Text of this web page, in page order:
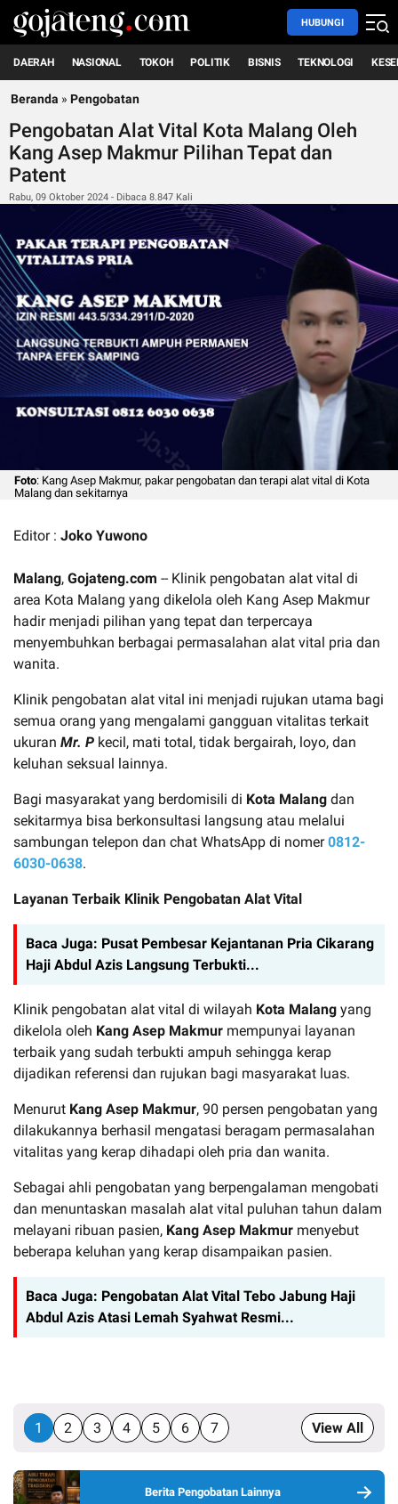
HUBUNGI
DAERAH NASIONAL TOKOH POLITIK BISNIS TEKNOLOGI
Beranda » Pengobatan
Pengobatan Alat Vital Kota Malang Oleh
Kang Asep Makmur Pilihan Tepat dan
Patent
Rabu, 09 Oktober 2024 - Dibaca 8.847 Kali
Foto: Kang Asep Makmur, pakar pengobatan dan terapi alat vital di Kota
Malang dan sekitarnya
Editor : Joko Yuwono
Malang, Gojateng.com -- Klinik pengobatan alat vital di
area Kota Malang yang dikelola oleh Kang Asep Makmur
hadir menjadi pilihan yang tepat dan terpercaya
menyembuhkan berbagai permasalahan alat vital pria dan
wanita.
Klinik pengobatan alat vital ini menjadi rujukan utama bagi
semua orang yang mengalami gangguan vitalitas terkait
ukuran Mr. P kecil, mati total, tidak bergairah, loyo, dan
keluhan seksual lainnya.
Bagi masyarakat yang berdomisili di Kota Malang dan
sekitarmya bisa berkonsultasi langsung atau melalui
sambungan telepon dan chat WhatsApp di nomer0812-
6030-0638.
Layanan Terbaik Klinik Pengobatan Alat Vital
Baca Juga: Pusat Pembesar Kejantanan Pria Cikarang
Haji Abdul Azis Langsung Terbukti...
Klinik pengobatan alat vital di wilayah Kota Malang yang
dikelola oleh Kang Asep Makmur mempunyai layanan
terbaik yang sudah terbukti ampuh sehingga kerap
dijadikan referensi dan rujukan bagi masyarakat luas.
Menurut Kang Asep Makmur, 90 persen pengobatan yang
dilakukannya berhasil mengatasi beragam permasalahan
vitalitas yang kerap dihadapi oleh pria dan wanita.
Sebagai ahli pengobatan yang berpengalaman mengobati
dan menuntaskan masalah alat vital puluhan tahun dalam
melayani ribuan pasien, Kang Asep Makmur menyebut
beberapa keluhan yang kerap disampaikan pasien.
Baca Juga: Pengobatan Alat Vital Tebo Jabung Haji
Abdul Azis Atasi Lemah Syahwat Resmi...
1 2 3 4 5 6 7 View All
Berita Pengobatan Lainnya